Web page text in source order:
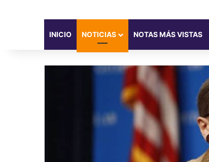
INICIO NOTICIAS NOTAS MÁS VISTAS